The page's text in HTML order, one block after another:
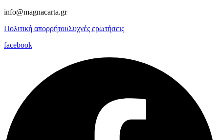
info@magnacarta.gr
Πολιτική απορρήτουΣυχνές ερωτήσεις
facebook